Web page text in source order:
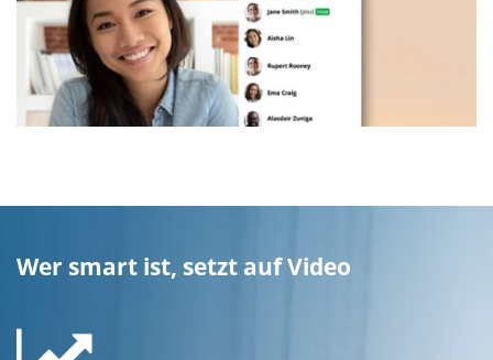
Wer smart ist, setzt auf Video